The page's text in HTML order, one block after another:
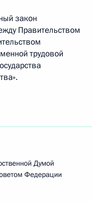
закон
Правительством
трудовой
Думой
Федерации